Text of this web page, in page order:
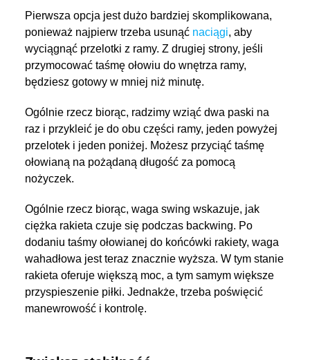
Pierwsza opcja jest dużo bardziej skomplikowana,
ponieważ najpierw trzeba usunąć naciągi, aby
wyciągnąć przelotki z ramy. Z drugiej strony, jeśli
przymocować taśmę ołowiu do wnętrza ramy,
będziesz gotowy w mniej niż minutę.
Ogólnie rzecz biorąc, radzimy wziąć dwa paski na
raz i przykleić je do obu części ramy, jeden powyżej
przelotek i jeden poniżej. Możesz przyciąć taśmę
ołowianą na pożądaną długość za pomocą
nożyczek.
Ogólnie rzecz biorąc, waga swing wskazuje, jak
ciężka rakieta czuje się podczas backwing. Po
dodaniu taśmy ołowianej do końcówki rakiety, waga
wahadłowa jest teraz znacznie wyższa. W tym stanie
rakieta oferuje większą moc, a tym samym większe
przyspieszenie piłki. Jednakże, trzeba poświęcić
manewrowość i kontrolę.